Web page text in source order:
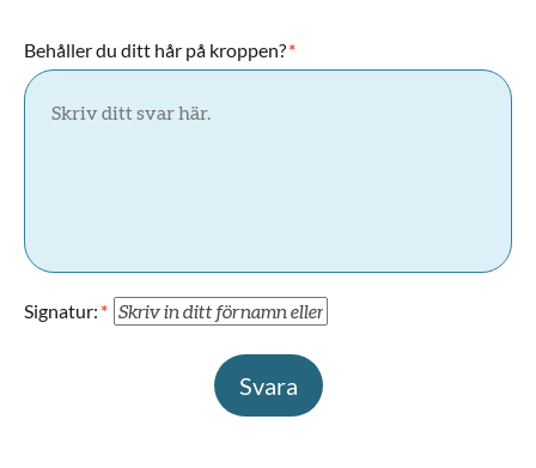
Behåller du ditt hår på kroppen?
Signatur:
Svara